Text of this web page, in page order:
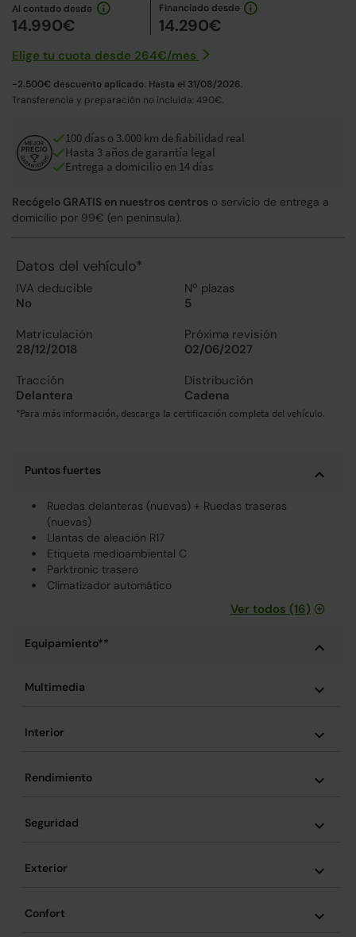
Al contado desde
14.990€
Financiado desde
14.290€
Elige tu cuota desde 264€/mes
-2.500€ descuento aplicado. Hasta el 31/08/2026.
Transferencia y preparación no incluida: 490€.
100 días o 3.000 km de fiabilidad real
Hasta 3 años de garantía legal
Entrega a domicilio en 14 días
Recógelo GRATIS en nuestros centros o servicio de entrega a
domicilio por 99€ (en península).
Datos del vehículo*
IVA deducible
No
Nº plazas
5
Matriculación
28/12/2018
Próxima revisión
02/06/2027
Tracción
Delantera
Distribución
Cadena
*Para más información, descarga la certificación completa del vehículo.
Puntos fuertes
Ruedas delanteras (nuevas) + Ruedas traseras
(nuevas)
Llantas de aleación R17
Etiqueta medioambiental C
Parktronic trasero
Climatizador automático
Ver todos (16)
Equipamiento**
Multimedia
Interior
Rendimiento
Seguridad
Exterior
Confort